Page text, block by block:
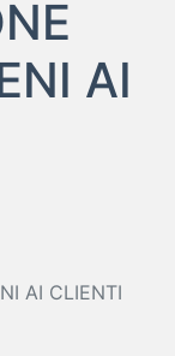
AI
AI CLIENTI